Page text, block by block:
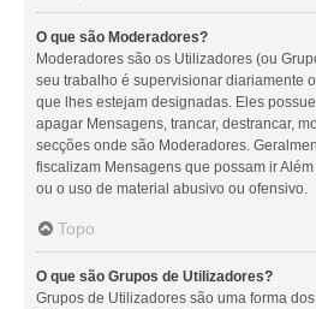
O que são Moderadores?
Moderadores são os Utilizadores (ou
seu trabalho é supervisionar diariamente
que lhes estejam designadas. Eles
apagar Mensagens, trancar, destrancar,
secções onde são Moderadores.
fiscalizam Mensagens que possam ir
ou o uso de material abusivo ou ofensivo.
Topo
O que são Grupos de Utilizadores?
Grupos de Utilizadores são uma forma